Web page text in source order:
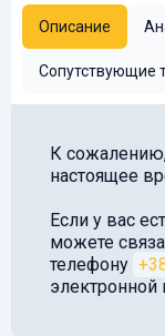
Описание
Сопутствующие
К сожалению,
настоящее
Если у вас
можете
телефону
электронной